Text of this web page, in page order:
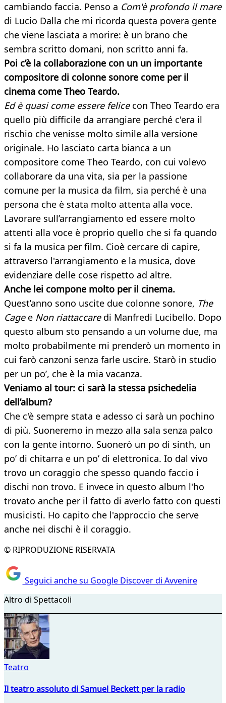
cambiando faccia. Penso a Com'è profondo il mare
di Lucio Dalla che mi ricorda questa povera gente
che viene lasciata a morire: è un brano che
sembra scritto domani, non scritto anni fa.
Poi c’è la collaborazione con un un importante
compositore di colonne sonore come per il
cinema come Theo Teardo.
Ed è quasi come essere felicecon Theo Teardo era
quello più difficile da arrangiare perché c'era il
rischio che venisse molto simile alla versione
originale. Ho lasciato carta bianca a un
compositore come Theo Teardo, con cui volevo
collaborare da una vita, sia per la passione
comune per la musica da film, sia perché è una
persona che è stata molto attenta alla voce.
Lavorare sull’arrangiamento ed essere molto
attenti alla voce è proprio quello che si fa quando
si fa la musica per film. Cioè cercare di capire,
attraverso l'arrangiamento e la musica, dove
evidenziare delle cose rispetto ad altre.
Anche lei compone molto per il cinema.
Quest’anno sono uscite due colonne sonore, The
Cagee Non riattaccaredi Manfredi Lucibello. Dopo
questo album sto pensando a un volume due, ma
molto probabilmente mi prenderò un momento in
cui farò canzoni senza farle uscire. Starò in studio
per un po’, che è la mia vacanza.
Veniamo al tour: ci sarà la stessa psichedelia
dell’album?
Che c'è sempre stata e adesso ci sarà un pochino
di più. Suoneremo in mezzo alla sala senza palco
con la gente intorno. Suonerò un po di sinth, un
po’ di chitarra e un po’ di elettronica. Io dal vivo
trovo un coraggio che spesso quando faccio i
dischi non trovo. E invece in questo album l'ho
trovato anche per il fatto di averlo fatto con questi
musicisti. Ho capito che l'approccio che serve
anche nei dischi è il coraggio.
© RIPRODUZIONE RISERVATA
Seguici anche su Google Discover di Avvenire
Altro di Spettacoli
Teatro
Il teatro assoluto di Samuel Beckett per la radio